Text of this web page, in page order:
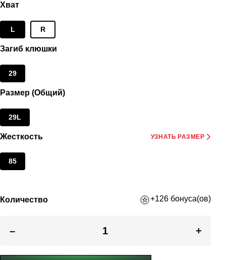
Хват
L R
Загиб клюшки
29
Размер (Общий)
29L
Жесткость УЗНАТЬ РАЗМЕР
85
Количество +126 бонуса(ов)
– +